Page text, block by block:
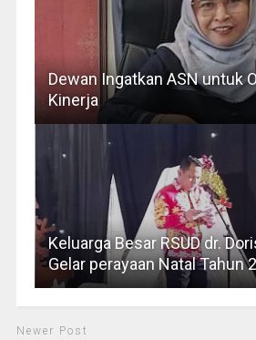
Dewan Ingatkan ASN untuk
Kinerja
Keluarga Besar RSUD dr.
Gelar perayaan Natal Tahun
Newer Post